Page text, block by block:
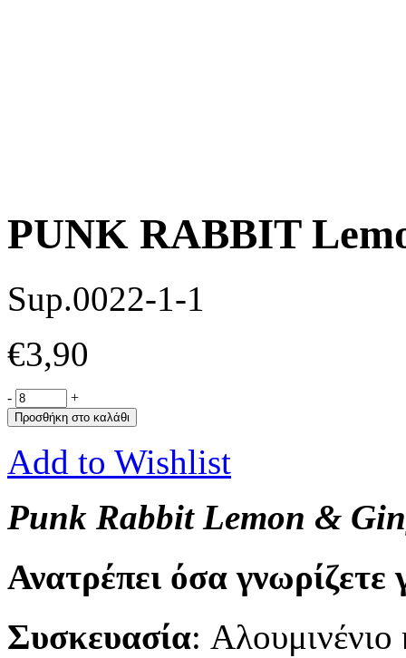
PUNK RABBIT
Sup.0022-1-1
€3,90
- +
Προσθήκη στο καλάθι
Add to Wishlist
Punk Rabbit Lemon &
Ανατρέπει όσα
Συσκευασία: